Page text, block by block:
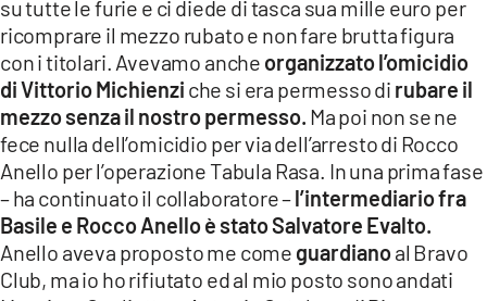
su tutte le furie e ci diede di tasca sua mille euro per
ricomprare il mezzo rubato e non fare brutta figura
con i titolari. Avevamo anche organizzato l’omicidio
di Vittorio Michienzi che si era permesso di rubare il
mezzo senza il nostro permesso. Ma poi non se ne
fece nulla dell’omicidio per via dell’arresto di Rocco
Anello per l’operazione Tabula Rasa. In una prima fase
– ha continuato il collaboratore –l’intermediario fra
Basile e Rocco Anello è stato Salvatore Evalto.
Anello aveva proposto me come guardianoal Bravo
Club, ma io ho rifiutato ed al mio posto sono andati